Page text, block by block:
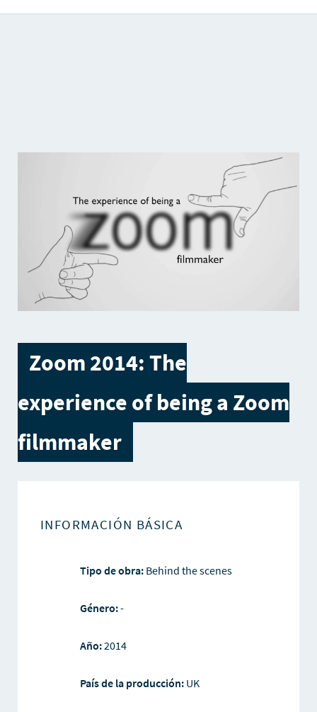
Zoom 2014: The
experience of being a Zoom
filmmaker
INFORMACIÓN BÁSICA
Tipo de obra:Behind the scenes
Género:-
Año:2014
País de la producción: UK